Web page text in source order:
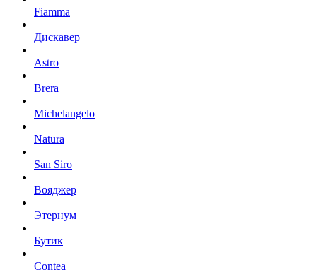
Fiamma
Дискавер
Astro
Brera
Michelangelo
Natura
San Siro
Вояджер
Этернум
Бутик
Contea